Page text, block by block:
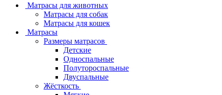
Матрасы для животных
Матрасы для собак
Матрасы для кошек
Матрасы
Размеры матрасов
Детские
Односпальные
Полутороспальные
Двуспальные
Жёсткость